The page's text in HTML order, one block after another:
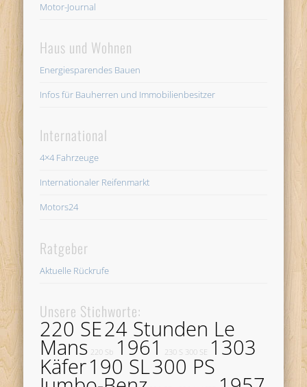
Motor-Journal
Haus und Wohnen
Energiesparendes Bauen
Infos für Bauherren und Immobilienbesitzer
International
4×4 Fahrzeuge
Internationaler Reifenmarkt
Motors24
Ratgeber
Aktuelle Rückrufe
Unsere Stichworte:
220 SE24 Stunden Le
Mans 220 Sb 1961 230 S 300 SE 1303
Käfer190 SL300 PS